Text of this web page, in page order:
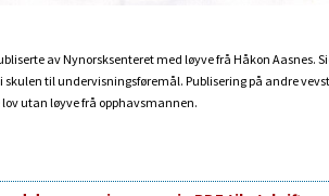
av Nynorsksenteret med løyve frå Håkon Aasnes.
skulen til undervisningsføremål. Publisering på andre
utan løyve frå opphavsmannen.